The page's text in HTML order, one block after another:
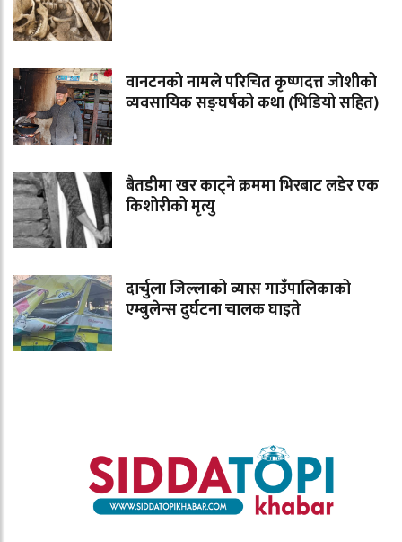
वानटनको नामले परिचित कृष्णदत्त जोशीको
व्यवसायिक सङ्घर्षको कथा (भिडियो सहित)
बैतडीमा खर काट्ने क्रममा भिरबाट लडेर एक
किशोरीको मृत्यु
दार्चुला जिल्लाको व्यास गाउँपालिकाको
एम्बुलेन्स दुर्घटना चालक घाइते